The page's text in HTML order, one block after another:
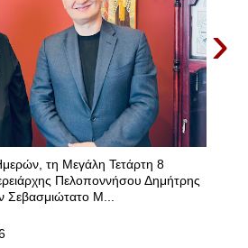
›
τη Μεγάλη Τετάρτη 8
Πελοποννήσου Δημήτρης
Σεβασμιώτατο Μ...